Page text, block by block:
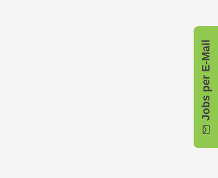
Jobs per E-Mail